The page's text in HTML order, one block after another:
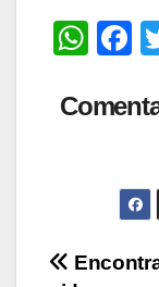
W
at
F
c
b
o
o